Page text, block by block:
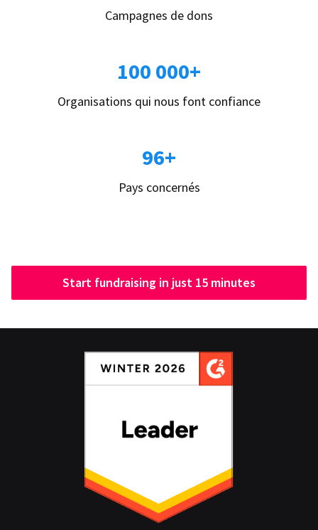
Campagnes de dons
100 000+
Organisations qui nous font confiance
96+
Pays concernés
Start fundraising in just 15 minutes